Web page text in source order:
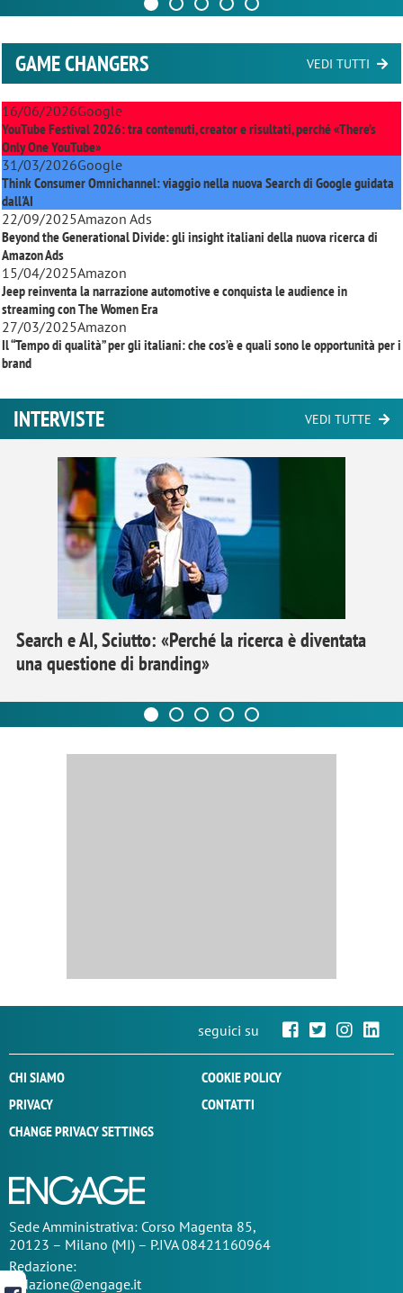
GAME CHANGERS VEDI TUTTI
16/06/2026Google
YouTube Festival 2026: tra contenuti, creator e risultati, perché «There’s
Only One YouTube»
31/03/2026Google
Think Consumer Omnichannel: viaggio nella nuova Search di Google guidata
dall'AI
22/09/2025Amazon Ads
Beyond the Generational Divide: gli insight italiani della nuova ricerca di
Amazon Ads
15/04/2025Amazon
Jeep reinventa la narrazione automotive e conquista le audience in
streaming conThe Women Era
27/03/2025Amazon
Il “Tempo di qualità” per gli italiani: che cos’è e quali sono le opportunità per i
brand
INTERVISTE VEDI TUTTE
Search e AI, Sciutto: «Perché la ricerca è diventata
una questione di branding»
seguici su
CHI SIAMO
COOKIE POLICY
PRIVACY
CONTATTI
CHANGE PRIVACY SETTINGS
SedeAmministrativa: Corso Magenta 85,
20123 – Milano (MI) – P.IVA 08421160964
Redazione:
redazione@engage.it